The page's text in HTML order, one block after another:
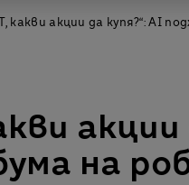
какви акции да купя?“: AI
акции
на